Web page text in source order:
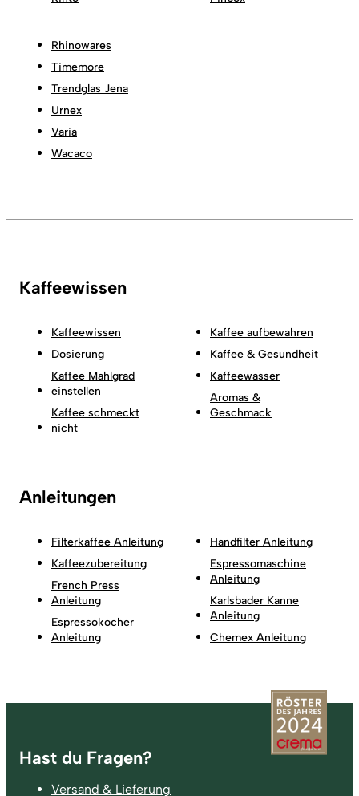
Rhinowares
Timemore
Trendglas Jena
Urnex
Varia
Wacaco
Kaffeewissen
Kaffeewissen
Dosierung
Kaffee Mahlgrad
einstellen
Kaffee schmeckt
nicht
Kaffee aufbewahren
Kaffee & Gesundheit
Kaffeewasser
Aromas &
Geschmack
Anleitungen
Filterkaffee Anleitung
Kaffeezubereitung
French Press
Anleitung
Espressokocher
Anleitung
Handfilter Anleitung
Espressomaschine
Anleitung
Karlsbader Kanne
Anleitung
Chemex Anleitung
Fußzeile
Hast du Fragen?
Versand & Lieferung